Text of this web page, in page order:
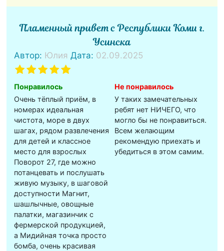
Пламенный привет с Республики Коми г.
Усинска
Автор: Юлия Дата: 02.09.2025
Понравилось
Очень тёплый приём, в
номерах идеальная
чистота, море в двух
шагах, рядом развлечения
для детей и классное
место для взрослых
Поворот 27, где можно
потанцевать и послушать
живую музыку, в шаговой
доступности Магнит,
шашлычные, овощные
палатки, магазинчик с
фермерской продукцией,
а Мидийная точка просто
бомба, очень красивая
Не понравилось
У таких замечательных
ребят нет НИЧЕГО, что
могло бы не понравиться.
Всем желающим
рекомендую приехать и
убедиться в этом самим.